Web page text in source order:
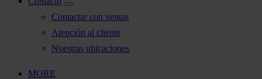
Contactar con ventas
Atención al cliente
Nuestras ubicaciones
MORE